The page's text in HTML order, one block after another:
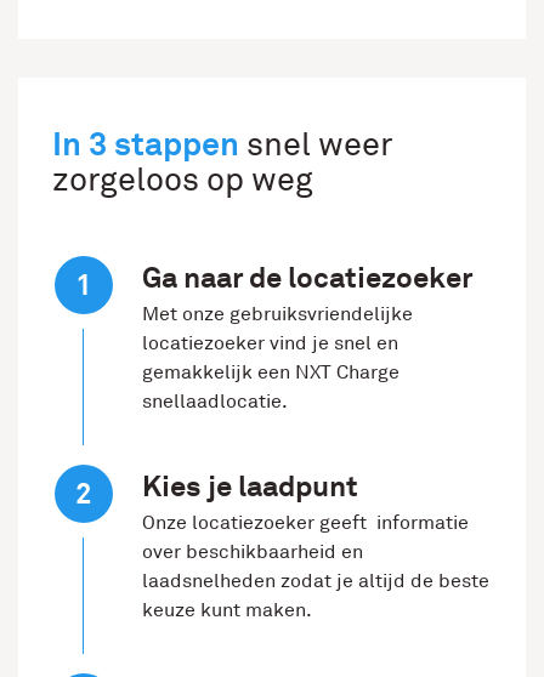
In 3 stappen snel weer
zorgeloos op weg
Ga naar de locatiezoeker
Met onze gebruiksvriendelijke
locatiezoeker vind je snel en
gemakkelijk een NXT Charge
snellaadlocatie.
Kies je laadpunt
Onze locatiezoeker geeft informatie
over beschikbaarheid en
laadsnelheden zodat je altijd de beste
keuze kunt maken.